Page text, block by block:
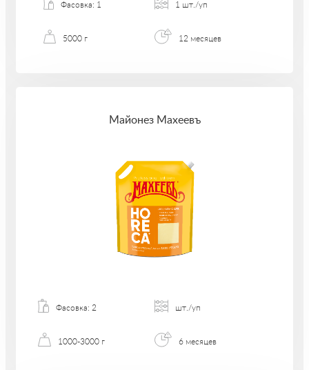
Фасовка: 1 1 шт./уп
5000 г 12 месяцев
Майонез Махеевъ
Фасовка: 2 шт./уп
1000-3000 г 6 месяцев